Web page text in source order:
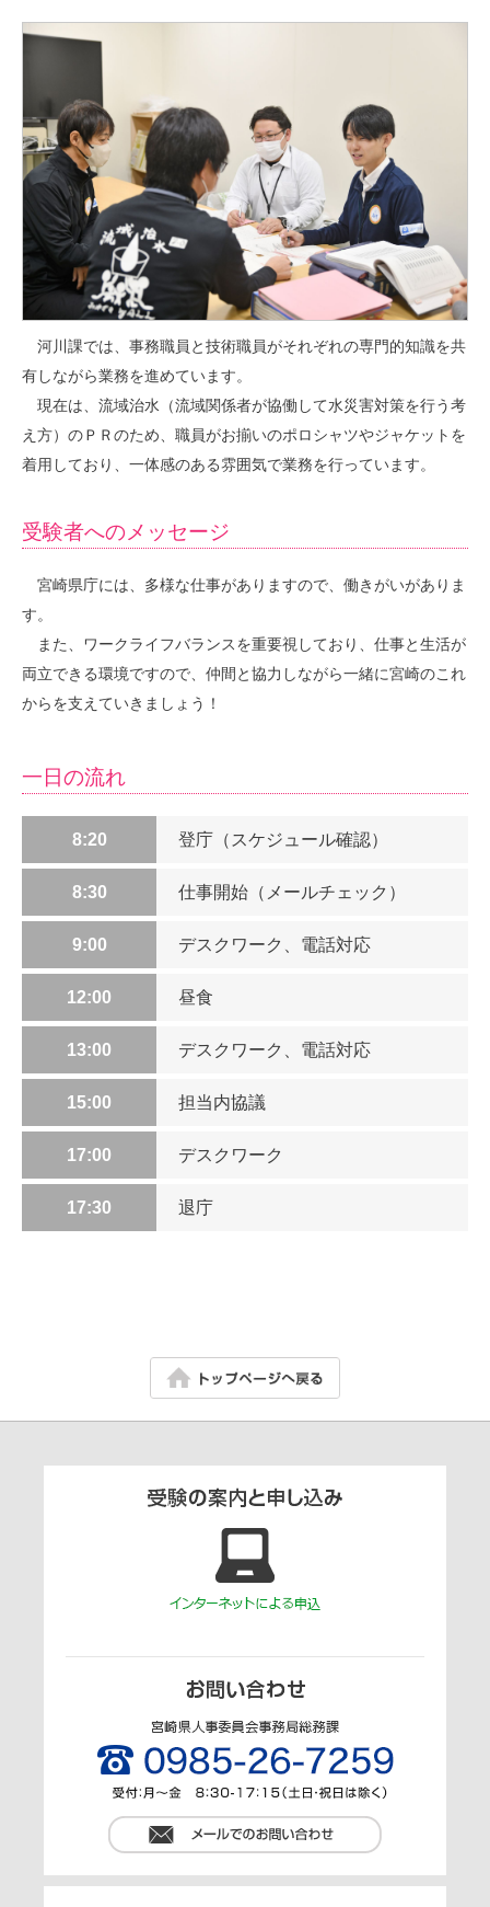
河川課では、事務職員と技術職員がそれぞれの専門的知識を共
有しながら業務を進めています。
現在は、流域治水（流域関係者が協働して水災害対策を行う考
え方）のＰＲのため、職員がお揃いのポロシャツやジャケットを
着用しており、一体感のある雰囲気で業務を行っています。
受験者へのメッセージ
宮崎県庁には、多様な仕事がありますので、働きがいがありま
す。
また、ワークライフバランスを重要視しており、仕事と生活が
両立できる環境ですので、仲間と協力しながら一緒に宮崎のこれ
からを支えていきましょう！
一日の流れ
8:20 登庁（スケジュール確認）
8:30 仕事開始（メールチェック）
9:00 デスクワーク、電話対応
12:00 昼食
13:00 デスクワーク、電話対応
15:00 担当内協議
17:00 デスクワーク
17:30 退庁